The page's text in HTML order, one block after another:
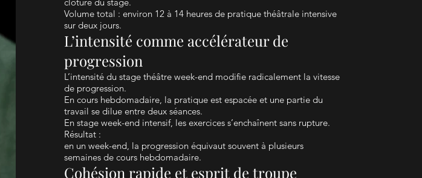
Volume total : environ 12 à 14 heures de pratique théâtrale intensive
sur deux jours.
L’intensité comme accélérateur de
progression
L’intensité du stage théâtre week-end modifie radicalement la vitesse
de progression.
En cours hebdomadaire, la pratique est espacée et une partie du
travail se dilue entre deux séances.
En stage week-end intensif, les exercices s’enchaînent sans rupture.
Résultat :
en un week-end, la progression équivaut souvent à plusieurs
semaines de cours hebdomadaire.
Cohésion rapide et esprit de troupe